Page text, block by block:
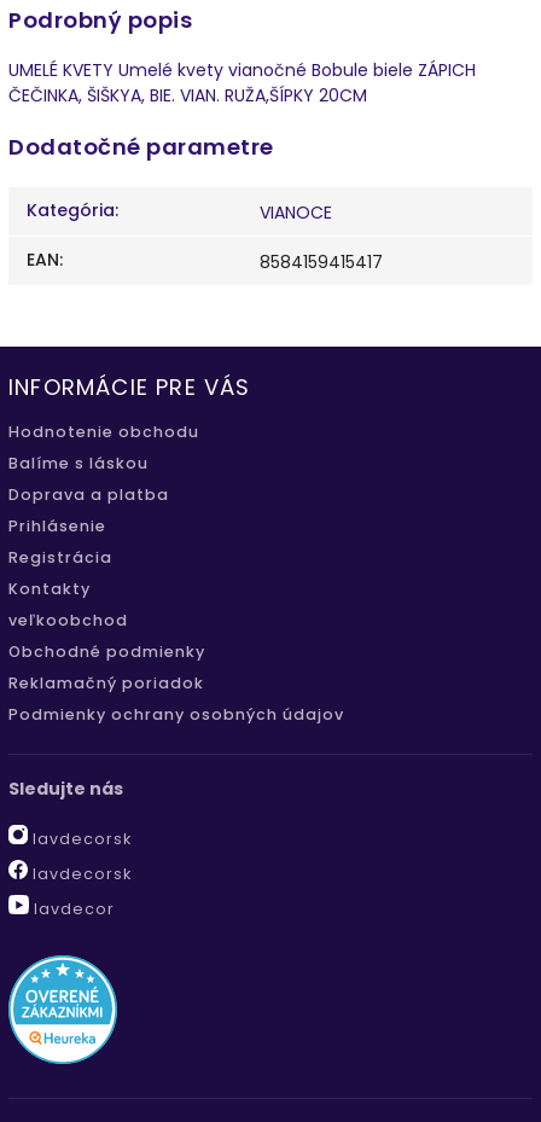
Podrobný popis
UMELÉ KVETY Umelé kvety vianočné Bobule biele ZÁPICH
ČEČINKA, ŠIŠKYA, BIE. VIAN. RUŽA,ŠÍPKY 20CM
Dodatočné parametre
Kategória:
VIANOCE
EAN: 8584159415417
INFORMÁCIE PRE VÁS
Hodnotenie obchodu
Balíme s láskou
Doprava a platba
Prihlásenie
Registrácia
Kontakty
veľkoobchod
Obchodné podmienky
Reklamačný poriadok
Podmienky ochrany osobných údajov
Sledujte nás
lavdecorsk
lavdecorsk
lavdecor